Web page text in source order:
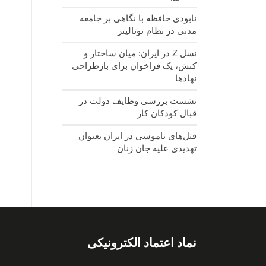
نابودی حافظه با نگاهی بر جامعه
مدنی در نظام توتالیتر
نسل‌ Z در ایران: میان ساختار و
کنش، یک فراخوان برای بازطراحی
نهادها
نشست بررسی وظایف دولت در
قبال کودکان کار
قتل‌های ناموسی در ایران بعنوان
تهدیدی علیه جان زنان
نماد اعتماد الکترونیکی